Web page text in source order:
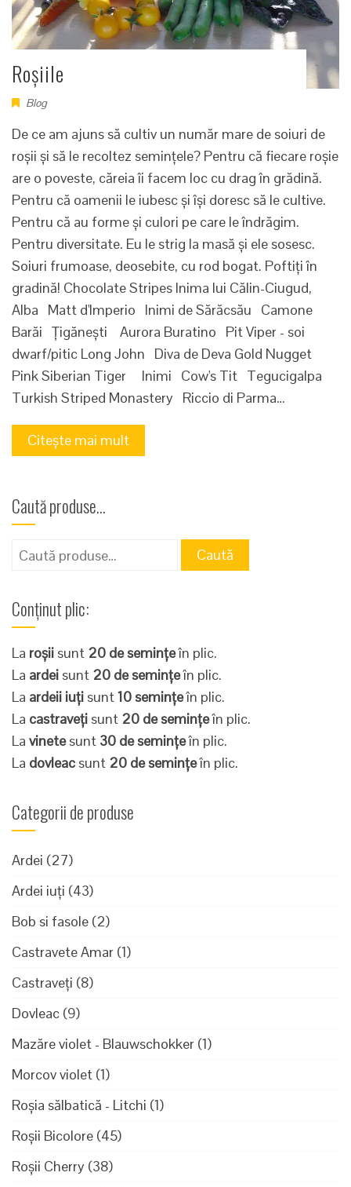
Roșiile
Blog
De ce am ajuns să cultiv un număr mare de soiuri de
roșii și să le recoltez semințele? Pentru că fiecare roșie
are o poveste, căreia îi facem loc cu drag în grădină.
Pentru că oamenii le iubesc și își doresc să le cultive.
Pentru că au forme și culori pe care le îndrăgim.
Pentru diversitate. Eu le strig la masă și ele sosesc.
Soiuri frumoase, deosebite, cu rod bogat. Poftiți în
gradină! Chocolate Stripes Inima lui Călin-Ciugud,
Alba Matt d'Imperio Inimi de Sărăcsău Camone
Barăi Țigănești Aurora Buratino Pit Viper - soi
dwarf/pitic Long John Diva de Deva Gold Nugget
Pink Siberian Tiger Inimi Cow's Tit Tegucigalpa
Turkish Striped Monastery Riccio di Parma…
Citește mai mult
Caută produse…
Caută
Caută
Conținut plic:
La roșii sunt 20 de semințeîn plic.
La ardei sunt 20 de semințeîn plic.
La ardeii iuți sunt10 semințeîn plic.
La castraveți sunt 20 de semințeîn plic.
La vinetesunt 30 de semințeîn plic.
La dovleac sunt 20 de semințeîn plic.
Categorii de produse
Ardei (27)
Ardei iuți (43)
Bob si fasole (2)
Castravete Amar (1)
Castraveți (8)
Dovleac (9)
Mazăre violet - Blauwschokker (1)
Morcov violet (1)
Roșia sălbatică - Litchi (1)
Roșii Bicolore (45)
Roșii Cherry (38)